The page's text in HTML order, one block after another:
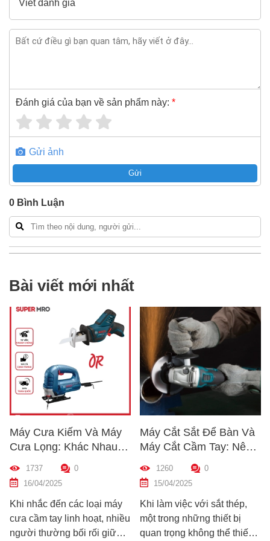
0868.603.068
Viết đánh giá
Đánh giá của bạn về sản phẩm này: *
Gửi ảnh
Gửi
0 Bình Luận
Bài viết mới nhất
Cưa Kiếm Và Máy
Lọng: Khác Nhau
Thế Nào? Hướng
Chọn Máy Phù Hợp
1737
04/2025
đến các loại máy
cầm tay linh hoạt, nhiều
thường bối rối giữa
Máy Cắt Sắt Để Bàn Và
Máy Cắt Cầm Tay: Nên
Chọn Loại Nào Phù Hợp
Nhất?
1260
15/04/2025
Khi làm việc với sắt thép,
một trong những thiết bị
quan trọng không thể thiếu